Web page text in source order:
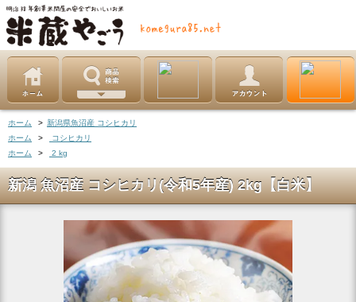
ホーム > 新潟県魚沼産 コシヒカリ
ホーム
>
コシヒカリ
ホーム
> 2 kg
新潟 魚沼産 コシヒカリ(令和5年産) 2kg【白米】